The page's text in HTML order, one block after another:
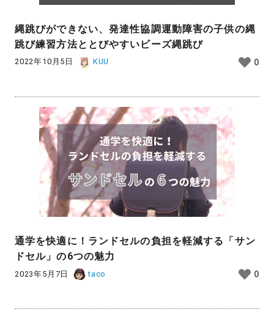
縄跳びができない、発達性協調運動障害の子供の縄
跳び練習方法ととびやすいビーズ縄跳び
2022年10月5日 KUU 0
通学を快適に！ランドセルの負担を軽減する「サン
ドセル」の6つの魅力
2023年5月7日 taco 0